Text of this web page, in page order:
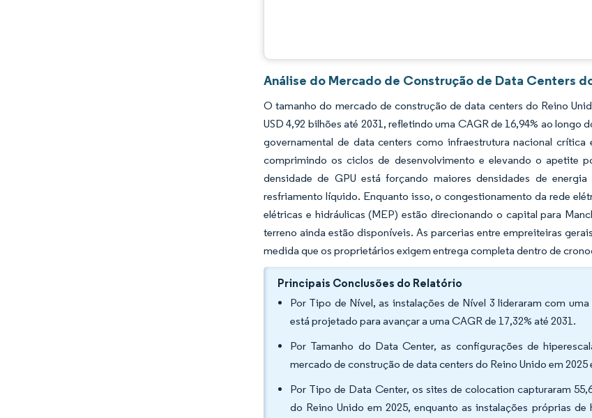
Análise do Mercado de Construção de Data Centers
O tamanho do mercado de construção de data centers do Reino
USD 4,92 bilhões até 2031, refletindo uma CAGR de 16,94% ao
governamental de data centers como infraestrutura nacional
comprimindo os ciclos de desenvolvimento e elevando o apetite
densidade de GPU está forçando maiores densidades de
resfriamento líquido. Enquanto isso, o congestionamento da rede
elétricas e hidráulicas (MEP) estão direcionando o capital para
terreno ainda estão disponíveis. As parcerias entre empreiteiras
medida que os proprietários exigem entrega completa dentro de
Principais Conclusões do Relatório
Por Tipo de Nível, as instalações de Nível 3 lideraram com
está projetado para avançar a uma CAGR de 17,32% até 2031.
Por Tamanho do Data Center, as configurações de
mercado de construção de data centers do Reino Unido em
Por Tipo de Data Center, os sites de colocation capturaram
do Reino Unido em 2025, enquanto as instalações próprias